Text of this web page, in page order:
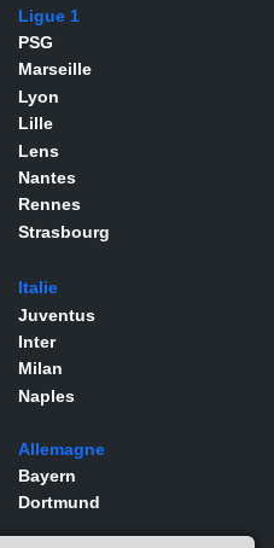
Ligue 1
PSG
Marseille
Lyon
Lille
Lens
Nantes
Rennes
Strasbourg
Italie
Juventus
Inter
Milan
Naples
Allemagne
Bayern
Dortmund